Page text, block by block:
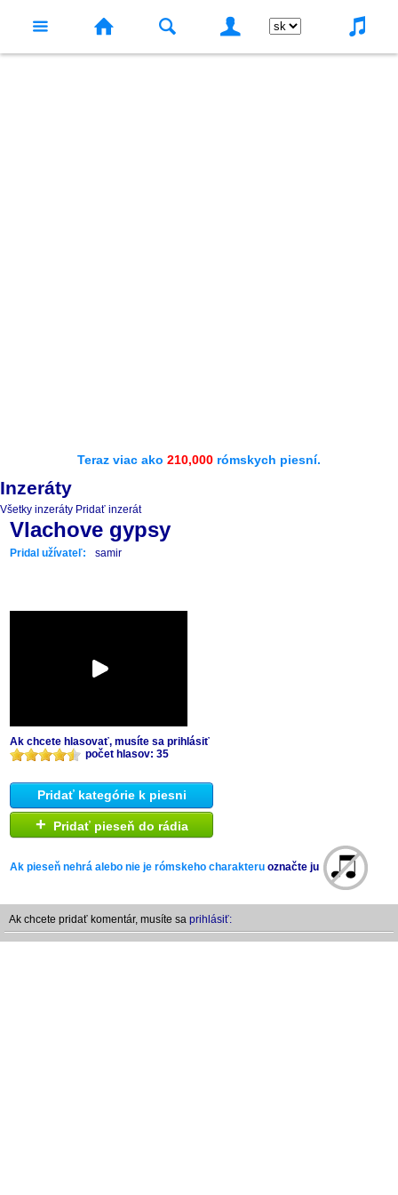
Teraz viac ako 210,000 rómskych piesní.
Inzeráty
Všetky inzeráty Pridať inzerát
Vlachove gypsy
Pridal užívateľ: samir
Ak chcete hlasovať, musíte sa prihlásiť
počet hlasov: 35
Pridať kategórie k piesni
+ Pridať pieseň do rádia
Ak pieseň nehrá alebo nie je rómskeho charakteru označte ju
Ak chcete pridať komentár, musíte sa prihlásiť: